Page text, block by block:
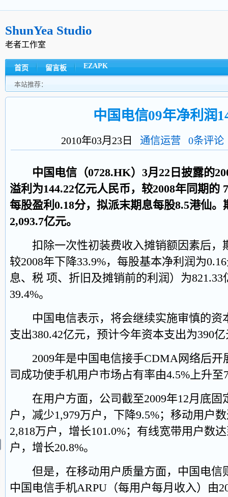
ShunYea Studio
老者工作室
首页 留言板 EZAPK
本站推荐：
中国电信09年净利润
2010年03月23日 通信运营 0条评论
中国电信（0728.HK）3月22日披露的
溢利为144.22亿元人民币，较2008年同期的
每股盈利0.18分，拟派末期息每股8.5港仙
2,093.7亿元。
扣除一次性初装费收入摊销额因素后，
较2008年下降33.9%，每股基本净利润为
息、税 项、折旧及摊销前的利润）为
39.4%。
中国电信表示，将会继续实施审慎的资
支出380.42亿元，预计今年资本支出为390
2009年是中国电信接手CDMA网络后开
司成功使手机用户市场占有率由4.5%上升至
在用户方面，公司截至2009年12月底固
户，减少1,979万户，下降9.5%；移动用户
2,818万户，增长101.0%；有线宽带用户数
户，增长20.8%。
但是，在移动用户质量方面，中国电信
中国电信手机ARPU（每用户每月收入）由